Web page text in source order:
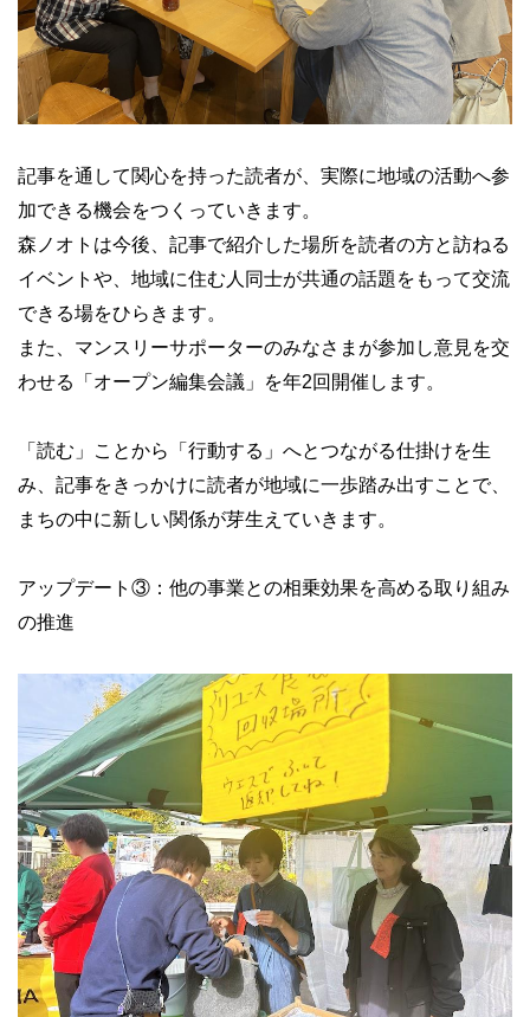
記事を通して関心を持った読者が、実際に地域の活動へ参
加できる機会をつくっていきます。
森ノオトは今後、記事で紹介した場所を読者の方と訪ねる
イベントや、地域に住む人同士が共通の話題をもって交流
できる場をひらきます。
また、マンスリーサポーターのみなさまが参加し意見を交
わせる「オープン編集会議」を年2回開催します。
「読む」ことから「行動する」へとつながる仕掛けを生
み、記事をきっかけに読者が地域に一歩踏み出すことで、
まちの中に新しい関係が芽生えていきます。
アップデート③：他の事業との相乗効果を高める取り組み
の推進